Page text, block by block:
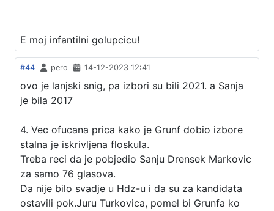
E moj infantilni golupcicu!
#44 pero 14-12-2023 12:41
ovo je lanjski snig, pa izbori su bili 2021. a Sanja
je bila 2017
4. Vec ofucana prica kako je Grunf dobio izbore
stalna je iskrivljena floskula.
Treba reci da je pobjedio Sanju Drensek Markovic
za samo 76 glasova.
Da nije bilo svadje u Hdz-u i da su za kandidata
ostavili pok.Juru Turkovica, pomel bi Grunfa ko